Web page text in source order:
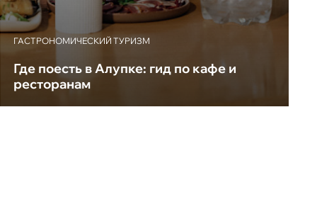
ГАСТРОНОМИЧЕСКИЙ ТУРИЗМ
Где поесть в Алупке: гид по кафе и
ресторанам